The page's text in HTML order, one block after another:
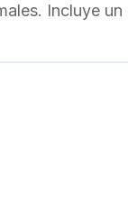
Incluye